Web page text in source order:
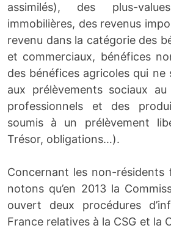
assimilés), des plus-
immobilières, des revenus
revenu dans la catégorie des
et commerciaux, bénéfices
des bénéfices agricoles qui ne
aux prélèvements sociaux
professionnels et des
soumis à un prélèvement
Trésor, obligations…).
Concernant les non-résidents
notons qu’en 2013 la
ouvert deux procédures
France relatives à la CSG et la